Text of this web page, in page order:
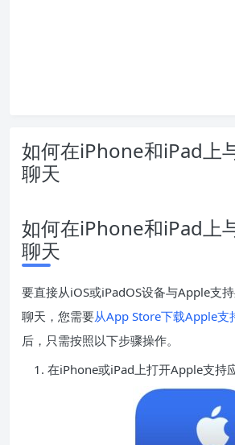
如何在iPhone和iPad上
聊天
如何在iPhone和iPad上
聊天
要直接从iOS或iPadOS设备与Apple支
聊天，您需要从App Store下载Apple支
后，只需按照以下步骤操作。
在iPhone或iPad上打开Apple支持